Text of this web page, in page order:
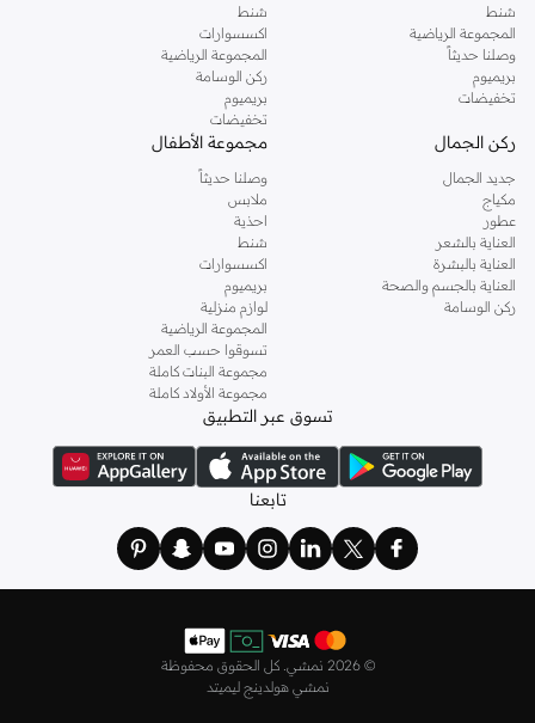
شنط
المجموعة الرياضية
وصلنا حديثاً
بريميوم
تخفيضات
شنط
اكسسوارات
المجموعة الرياضية
ركن الوسامة
بريميوم
تخفيضات
ركن الجمال
جديد الجمال
مكياج
عطور
العناية بالشعر
العناية بالبشرة
العناية بالجسم والصحة
ركن الوسامة
مجموعة الأطفال
وصلنا حديثاً
ملابس
احذية
شنط
اكسسوارات
بريميوم
لوازم منزلية
المجموعة الرياضية
تسوقوا حسب العمر
مجموعة البنات كاملة
مجموعة الأولاد كاملة
تسوق عبر التطبيق
تابعنا
© 2026 نمشي. كل الحقوق محفوظة
نمشي هولدينج ليميتد